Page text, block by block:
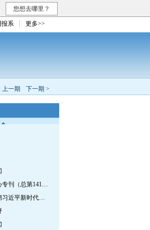
您想去哪里？
报系 更多>>
上一期 下一期 >
第05版：红船初心专刊（总第1411期）
第06版：学习贯彻习近平新时代中国特色社会主义思想专刊